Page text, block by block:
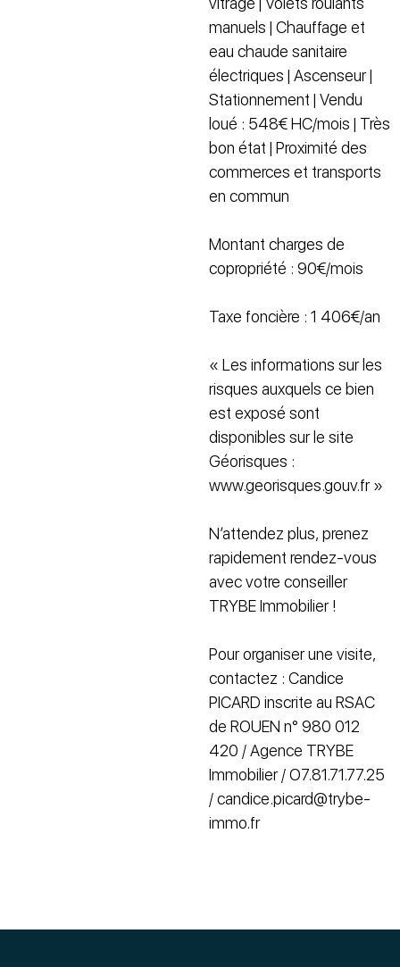
manuels | Chauffage et
eau chaude sanitaire
électriques | Ascenseur |
Stationnement | Vendu
loué : 548€ HC/mois | Très
bon état | Proximité des
commerces et transports
en commun
Montant charges de
copropriété : 90€/mois
Taxe foncière : 1 406€/an
« Les informations sur les
risques auxquels ce bien
est exposé sont
disponibles sur le site
Géorisques :
www.georisques.gouv.fr »
N’attendez plus, prenez
rapidement rendez-vous
avec votre conseiller
TRYBE Immobilier !
Pour organiser une visite,
contactez : Candice
PICARD inscrite au RSAC
de ROUEN n° 980 012
420 / Agence TRYBE
Immobilier / O7.81.71.77.25
/ candice.picard@trybe-
immo.fr